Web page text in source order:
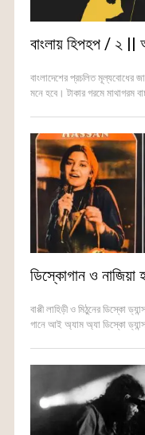
বাংলায় হিপহপ / ২ ||
বাংলাদেশের প্রচলিত মূল্যবোধের
মনে হবে। টাকার গরমে মাথাগরম
ডিস্কোগান ও নাজিয়া
বাপ্পী লাহিড়ী ও মিঠুনের ডিস্কো
গানে আই অ্যাম অ্যা ডিস্কো